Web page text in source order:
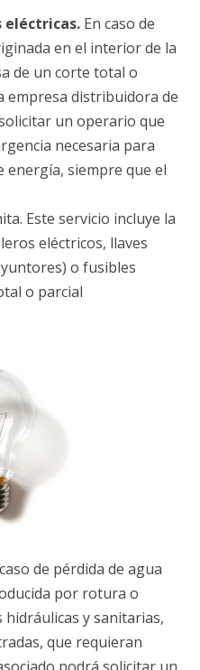
eléctricas. En caso de
en el interior de la
de un corte total o
empresa distribuidora de
un operario que
necesaria para
energía, siempre que el
Este servicio incluye la
eléctricos, llaves
o fusibles
o parcial
de pérdida de agua
por rotura o
y sanitarias,
que requieran